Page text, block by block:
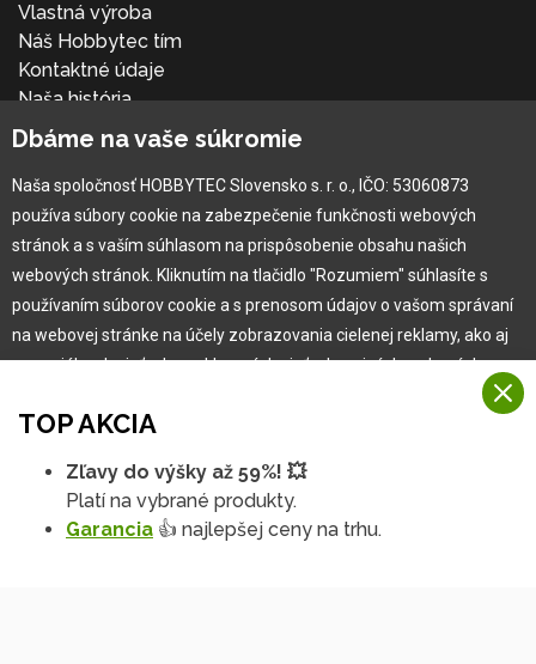
Vlastná výroba
Náš Hobbytec tím
Kontaktné údaje
Naša história
Kariéra
Pre zákazníka
Garancia najlepšej ceny
Užívateľský manuál
Obchodné podmienky
Zákazník & partner
Novinky
TOP AKCIA
Zľavy do výšky až 59%! 💥
Platí na vybrané produkty.
Garancia 👍 najlepšej ceny na trhu.
Dbáme na vaše súkromie
Naša spoločnosť HOBBYTEC Slovensko s. r. o., IČO: 53060873
používa súbory cookie na zabezpečenie funkčnosti webových
stránok a s vaším súhlasom na prispôsobenie obsahu našich
webových stránok. Kliknutím na tlačidlo "Rozumiem" súhlasíte s
používaním súborov cookie a s prenosom údajov o vašom správaní
na webovej stránke na účely zobrazovania cielenej reklamy, ako aj
na sociálnych sieťach a reklamných sieťach na iných webových
Viac informácií
Na našich webových stránkach používame niekoľko kategórií
Rozumiem